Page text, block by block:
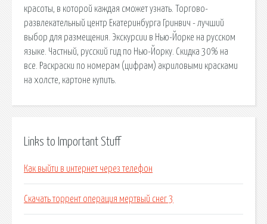
красоты, в которой каждая сможет узнать. Торгово-
развлекательный центр Екатеринбурга Гринвич - лучший
выбор для размещения. Экскурсии в Нью-Йорке на русском
языке. Частный, русский гид по Нью-Йорку. Скидка 30% на
все. Раскраски по номерам (цифрам) акриловыми красками
на холсте, картоне купить.
Links to Important Stuff
Как выйти в интернет через телефон
Скачать торрент операция мертвый снег 3